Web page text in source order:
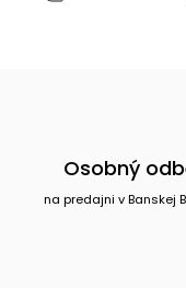
Osobný
na predajni v Banskej